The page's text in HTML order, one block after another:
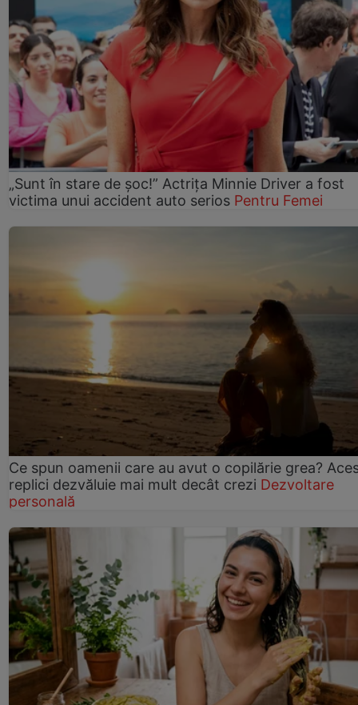
„Sunt în stare de șoc!” Actrița Minnie Driver a fost
victima unui accident auto serios Pentru Femei
Ce spun oamenii care au avut o copilărie grea?
replici dezvăluie mai mult decât crezi Dezvoltare
personală